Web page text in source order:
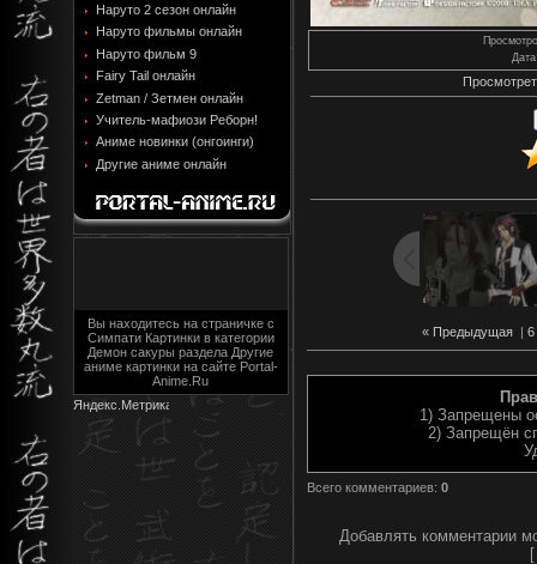
Наруто 2 сезон онлайн
Наруто фильмы онлайн
Наруто фильм 9
Fairy Tail онлайн
Zetman / Зетмен онлайн
Учитель-мафиози Реборн!
Аниме новинки (онгоинги)
Другие аниме онлайн
Вы находитесь на страничке с
Симпати Картинки в категории
Демон сакуры раздела Другие
аниме картинки на сайте Portal-
Anime.Ru
Дата
« Предыдущая 6
1) Запрещены
2) Запрещён
Всего комментариев: 0
Добавлять комментарии